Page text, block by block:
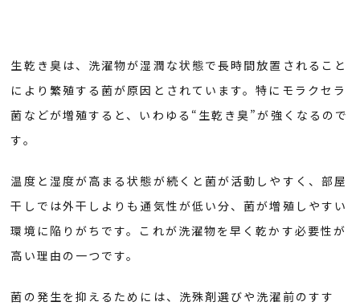
生乾き臭は、洗濯物が湿潤な状態で長時間放置されること
により繁殖する菌が原因とされています。特にモラクセラ
菌などが増殖すると、いわゆる“生乾き臭”が強くなるので
す。
温度と湿度が高まる状態が続くと菌が活動しやすく、部屋
干しでは外干しよりも通気性が低い分、菌が増殖しやすい
環境に陥りがちです。これが洗濯物を早く乾かす必要性が
高い理由の一つです。
菌の発生を抑えるためには、洗殊剤選びや洗濯前のすす